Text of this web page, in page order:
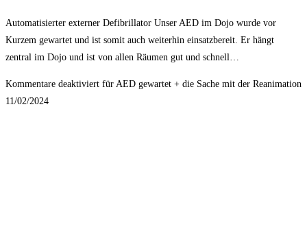
Automatisierter externer Defibrillator Unser AED im Dojo wurde vor
Kurzem gewartet und ist somit auch weiterhin einsatzbereit. Er hängt
zentral im Dojo und ist von allen Räumen gut und schnell…
Kommentare deaktiviert für AED gewartet + die Sache mit der Reanimation
11/02/2024